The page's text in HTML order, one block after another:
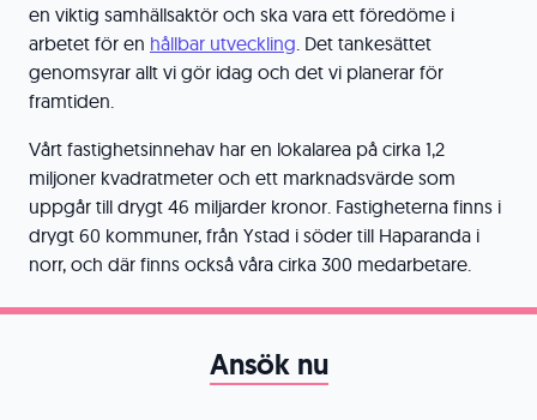
en viktig samhällsaktör och ska vara ett föredöme i
arbetet för en hållbar utveckling. Det tankesättet
genomsyrar allt vi gör idag och det vi planerar för
framtiden.
Vårt fastighetsinnehav har en lokalarea på cirka 1,2
miljoner kvadratmeter och ett marknadsvärde som
uppgår till drygt 46 miljarder kronor. Fastigheterna finns i
drygt 60 kommuner, från Ystad i söder till Haparanda i
norr, och där finns också våra cirka 300 medarbetare.
Ansök nu